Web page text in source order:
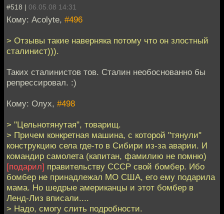
#518 | 06.05.08 14:31
Кому: Acolyte, #496
> Отзывы такие наверняка потому что он злостный
сталинист))).
Таких сталинистов тов. Сталин необоснованно бы
репрессировал. :)
Кому: Олух, #498
> "Цельнотянутая", товарищ.
> Причем конкретная машина, с которой "тянули"
конструкцию села где-то в Сибири из-за аварии. И
командир самолета (капитан, фамилию не помню)
[подарил] правительству СССР свой бомбер. Ибо
бомбер не принадлежал МО США, его ему подарила
мама. Но шедрые американцы и этот бомбер в
Ленд-Лиз вписали....
> Надо, смогу слить подробности.